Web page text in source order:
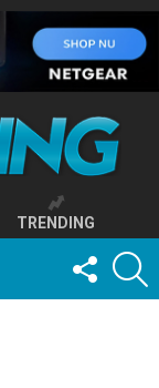
TRENDING
FOLLOW
US